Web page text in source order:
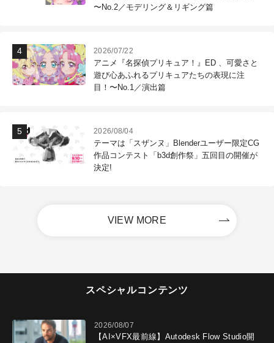
〜No.2／モデリング＆リギング篇
2026/07/22
アニメ『名探偵プリキュア！』ED 、可愛さと
遊び心あふれるプリキュアたちの表現に注
目！〜No.1／演出篇
2026/08/04
テーマは「スザンヌ」Blenderユーザー限定CG
作品コンテスト「b3d創作祭」五回目の開催が
決定!
VIEW MORE
スペシャルコンテンツ
2026/08/07
【AI×VFX最前線】Autodesk Flow Studio開